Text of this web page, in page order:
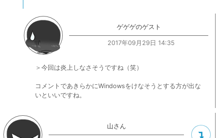
ゲゲゲのゲスト
2017年09月29日 14:35
＞今回は炎上しなさそうですね（笑）
コメントであきらかにWindowsをけなそうとする方が出な
いといいですね。
山さん